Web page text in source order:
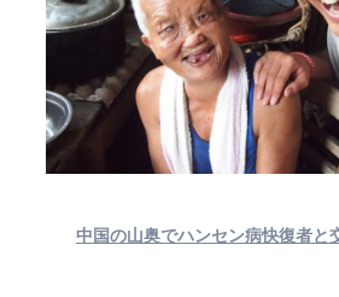
中国の山奥でハンセン病快復者と